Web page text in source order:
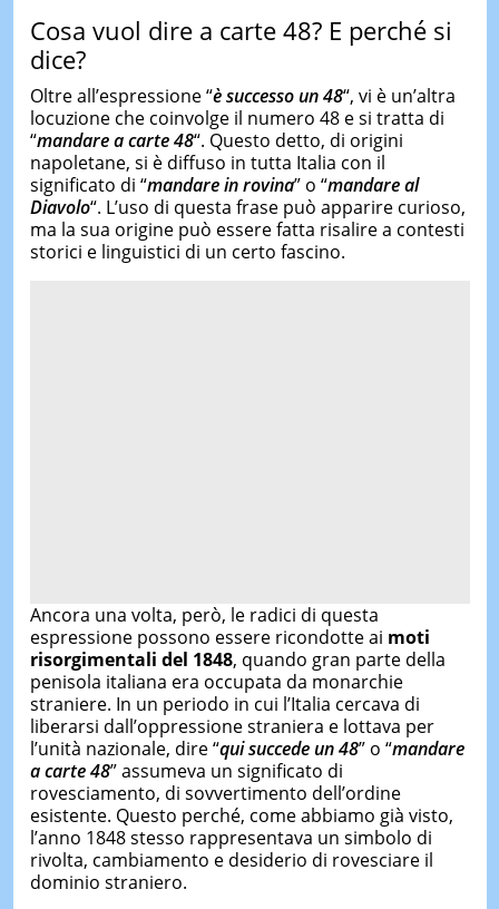
Cosa vuol dire a carte 48? E perché si
dice?
Oltre all’espressione “è successo un 48“, vi è un’altra
locuzione che coinvolge il numero 48 e si tratta di
“mandare a carte 48“. Questo detto, di origini
napoletane, si è diffuso in tutta Italia con il
significato di “mandare in rovina” o “mandare al
Diavolo“. L’uso di questa frase può apparire curioso,
ma la sua origine può essere fatta risalire a contesti
storici e linguistici di un certo fascino.
Ancora una volta, però, le radici di questa
espressione possono essere ricondotte ai moti
risorgimentali del 1848, quando gran parte della
penisola italiana era occupata da monarchie
straniere. In un periodo in cui l’Italia cercava di
liberarsi dall’oppressione straniera e lottava per
l’unità nazionale, dire “qui succede un 48” o “mandare
a carte 48” assumeva un significato di
rovesciamento, di sovvertimento dell’ordine
esistente. Questo perché, come abbiamo già visto,
l’anno 1848 stesso rappresentava un simbolo di
rivolta, cambiamento e desiderio di rovesciare il
dominio straniero.